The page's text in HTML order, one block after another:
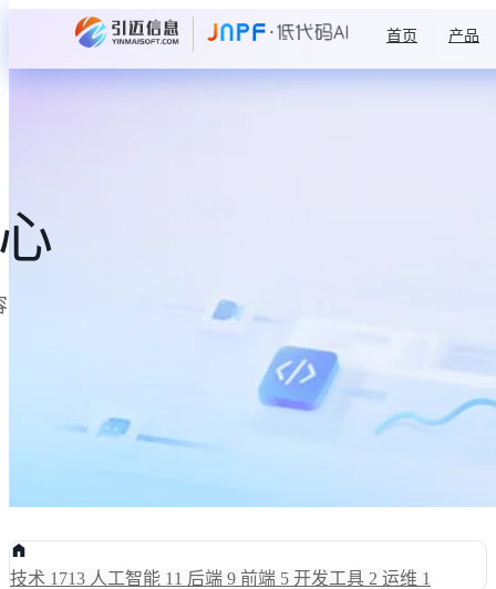
首页 产品
技术 1713 人工智能 11 后端 9 前端 5 开发工具 2 运维 1